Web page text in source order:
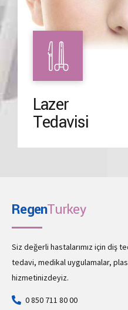
Lazer
Tedavisi
RegenTurkey
Siz değerli hastalarımız için diş
tedavi, medikal uygulamalar,
hizmetinizdeyiz.
0 850 711 80 00